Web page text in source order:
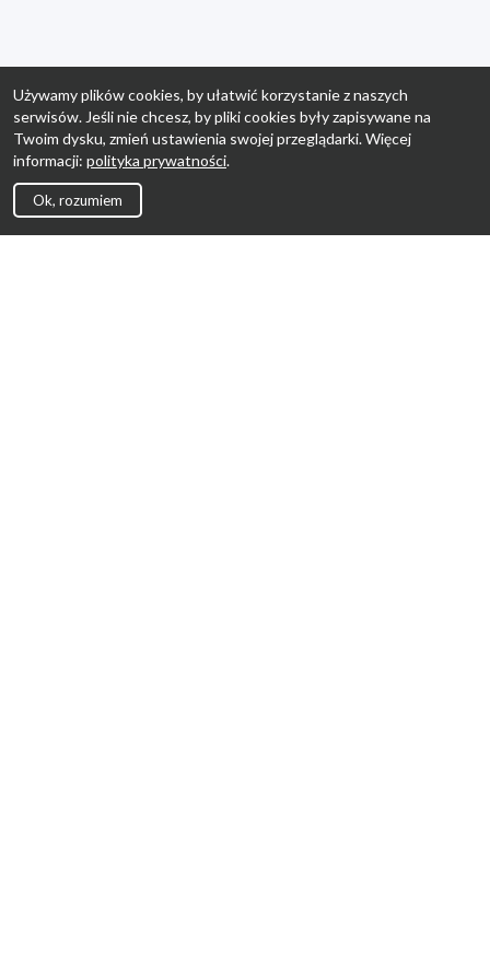
Używamy plików cookies, by ułatwić korzystanie z naszych
serwisów. Jeśli nie chcesz, by pliki cookies były zapisywane na
Twoim dysku, zmień ustawienia swojej przeglądarki. Więcej
informacji: polityka prywatności.
Ok, rozumiem